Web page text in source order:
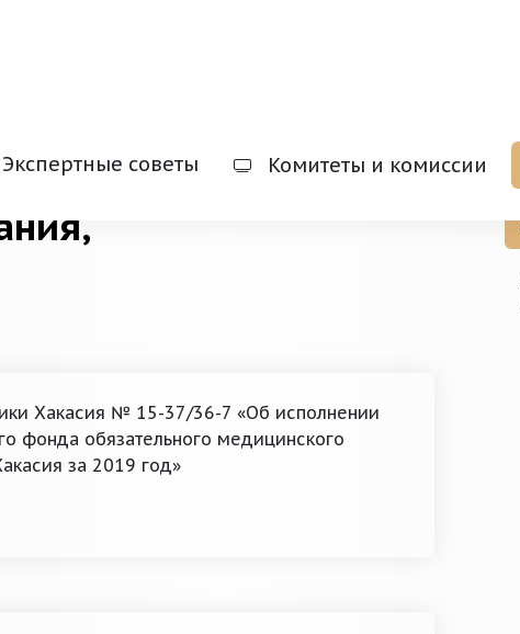
Экспертные советы Комитеты и комиссии
Хакасия № 15-37/36-7 «Об исполнении
фонда обязательного медицинского
за 2019 год»